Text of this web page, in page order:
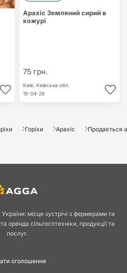
Арахіс Земляний сирий в
кожурі
75 грн.
Київ, Київська обл.
15-04-26
Горіхи Арахіс Продається
місце зустрічі з фермерами та
оренда сільгосптехніки, продукції та
послуг.
оголошення